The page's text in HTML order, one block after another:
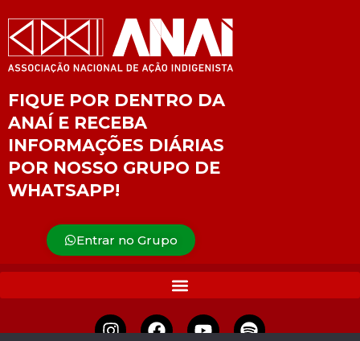
FIQUE POR DENTRO DA
ANAÍ E RECEBA
INFORMAÇÕES DIÁRIAS
POR NOSSO GRUPO DE
WHATSAPP!
Entrar no Grupo